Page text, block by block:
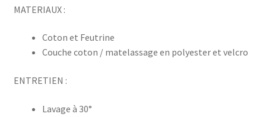
MATERIAUX :
Coton et Feutrine
Couche coton / matelassage en polyester et velcro
ENTRETIEN :
Lavage à 30°